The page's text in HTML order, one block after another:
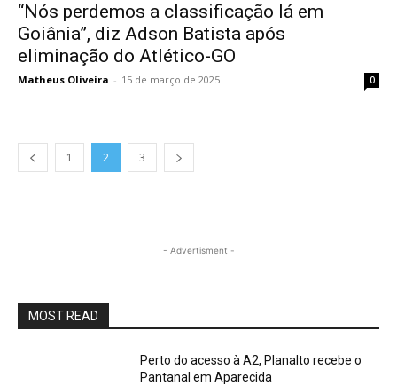
“Nós perdemos a classificação lá em
Goiânia”, diz Adson Batista após
eliminação do Atlético-GO
Matheus Oliveira - 15 de março de 2025 0
1 2 3
- Advertisment -
MOST READ
Perto do acesso à A2, Planalto recebe o
Pantanal em Aparecida